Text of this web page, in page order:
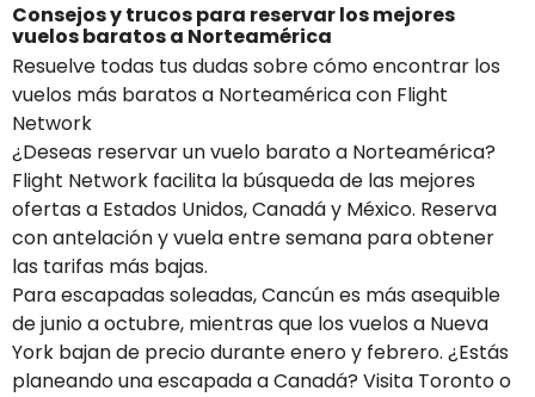
Consejos y trucos para reservar los mejores
vuelos baratos a Norteamérica
Resuelve todas tus dudas sobre cómo encontrar los
vuelos más baratos a Norteamérica con Flight
Network
¿Deseas reservar un vuelo barato a Norteamérica?
Flight Network facilita la búsqueda de las mejores
ofertas a Estados Unidos, Canadá y México. Reserva
con antelación y vuela entre semana para obtener
las tarifas más bajas.
Para escapadas soleadas, Cancún es más asequible
de junio a octubre, mientras que los vuelos a Nueva
York bajan de precio durante enero y febrero. ¿Estás
planeando una escapada a Canadá? Visita Toronto o